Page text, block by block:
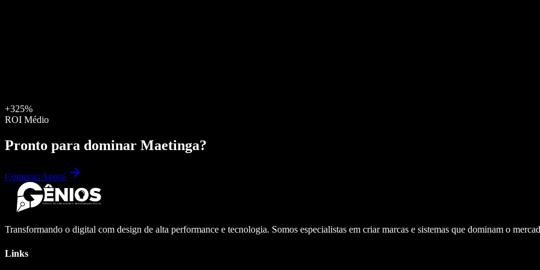
+325%
ROI Médio
Pronto para dominar Maetinga?
Começar Agora
Transformando o digital com design de alta performance e tecnologia. Somos especialistas em criar marcas e sistemas que dominam o
Links